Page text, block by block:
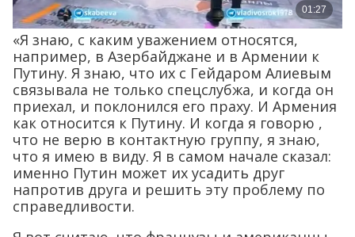
«Я знаю, с каким уважением относятся,
например, в Азербайджане и в Армении к
Путину. Я знаю, что их с Гейдаром Алиевым
связывала не только спецслубжа, и когда он
приехал, и поклонился его праху. И Армения
как относится к Путину. И когда я говорю ,
что не верю в контактную группу, я знаю,
что я имею в виду. Я в самом начале сказал:
именно Путин может их усадить друг
напротив друга и решить эту проблему по
справедливости.